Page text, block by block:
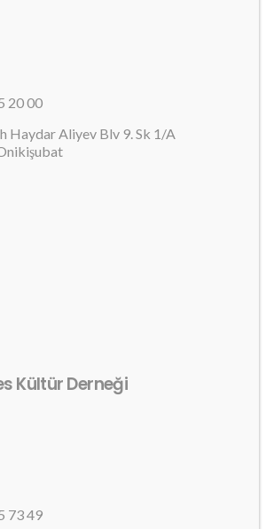
20 00
Haydar Aliyev Blv 9. Sk 1/A
Kültür Derneği
73 49